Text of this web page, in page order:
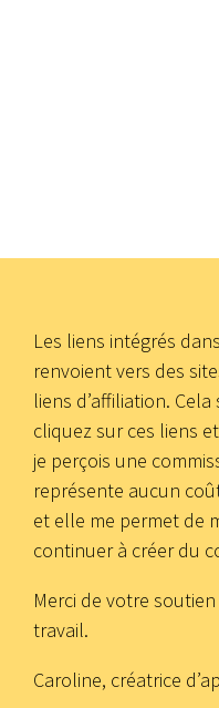
Les liens intégrés
renvoient vers des
liens d’affiliation.
cliquez sur ces liens
je perçois une
représente aucun
et elle me permet de
continuer à créer du
Merci de votre
travail.
Caroline, créatrice